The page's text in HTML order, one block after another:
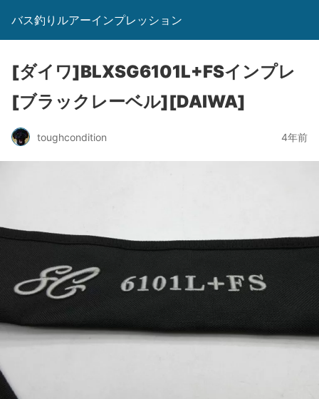
バス釣りルアーインプレッション
[ダイワ]BLXSG6101L+FSインプレ
[ブラックレーベル][DAIWA]
toughcondition 4年前